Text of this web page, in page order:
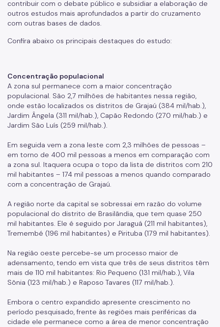
Notícias
contribuir com o debate público e subsidiar a elaboração de
outros estudos mais aprofundados a partir do cruzamento
com outras bases de dados.
Confira abaixo os principais destaques do estudo:
Concentração populacional
A zona sul permanece com a maior concentração
populacional. São 2,7 milhões de habitantes nessa região,
onde estão localizados os distritos de Grajaú (384 mil/hab.),
Jardim Ângela (311 mil/hab.), Capão Redondo (270 mil/hab.) e
Jardim São Luís (259 mil/hab.).
Em seguida vem a zona leste com 2,3 milhões de pessoas –
em torno de 400 mil pessoas a menos em comparação com
a zona sul. Itaquera ocupa o topo da lista de distritos com 210
mil habitantes – 174 mil pessoas a menos quando comparado
com a concentração de Grajaú.
A região norte da capital se sobressai em razão do volume
populacional do distrito de Brasilândia, que tem quase 250
mil habitantes. Ele é seguido por Jaraguá (211 mil habitantes),
Tremembé (196 mil habitantes) e Pirituba (179 mil habitantes).
Na região oeste percebe-se um processo maior de
adensamento, tendo em vista que três de seus distritos têm
mais de 110 mil habitantes: Rio Pequeno (131 mil/hab.), Vila
Sônia (123 mil/hab.) e Raposo Tavares (117 mil/hab.).
Embora o centro expandido apresente crescimento no
período pesquisado, frente às regiões mais periféricas da
cidade ele permanece como a área de menor concentração